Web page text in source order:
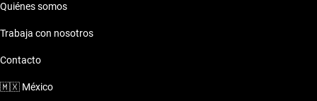
Quiénes somos
Trabaja con nosotros
Contacto
🇲🇽 México